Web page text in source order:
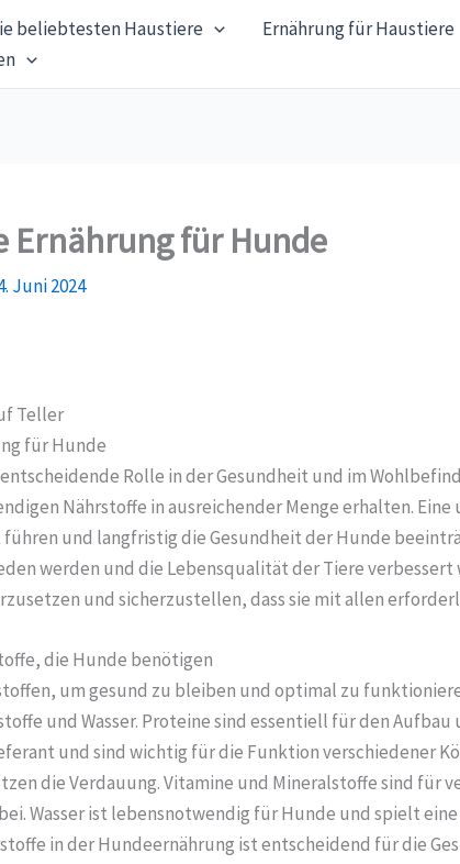
beliebtesten Haustiere Ernährung für Haustiere
für Hunde
Juni 2024
für Hunde
Rolle in der Gesundheit und im
Nährstoffe in ausreichender Menge erhalten. Eine
und langfristig die Gesundheit der Hunde
werden und die Lebensqualität der Tiere verbessert
und sicherzustellen, dass sie mit allen
die Hunde benötigen
um gesund zu bleiben und optimal zu
und Wasser. Proteine sind essentiell für den Aufbau
und sind wichtig für die Funktion verschiedener
die Verdauung. Vitamine und Mineralstoffe sind für
Wasser ist lebensnotwendig für Hunde und spielt
in der Hundeernährung ist entscheidend für die